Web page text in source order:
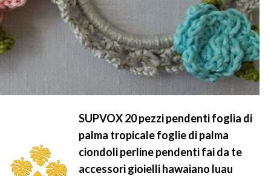
SUPVOX 20 pezzi pendenti foglia di
palma tropicale foglie di palma
ciondoli perline pendenti fai da te
accessori gioielli hawaiano luau